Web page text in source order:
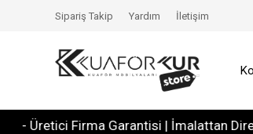
Firma Garantisi | İmalattan Direkt
Sipariş Takip Yardım İletişim